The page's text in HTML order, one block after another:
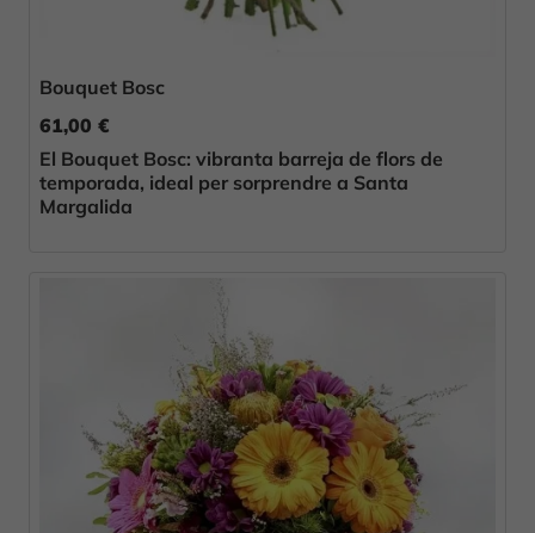
Bouquet Bosc
61,00 €
El Bouquet Bosc: vibranta barreja de flors de
temporada, ideal per sorprendre a Santa
Margalida